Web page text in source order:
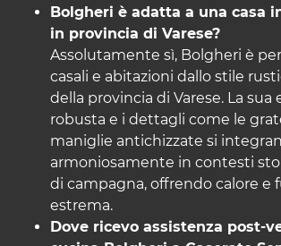
Bolgheri è adatta a una casa
in provincia di Varese?
Assolutamente sì, Bolgheri è
casali e abitazioni dallo stile
della provincia di Varese. La sua
robusta e i dettagli come le
maniglie antichizzate si
armoniosamente in contesti
di campagna, offrendo calore e
estrema.
Dove ricevo assistenza post-